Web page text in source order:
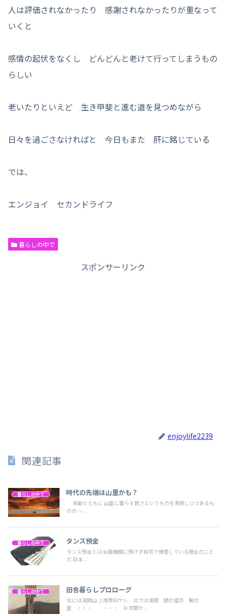
人は評価されなかったり 感謝されなかったりが重なって
いくと
感情の起伏をなくし どんどんと老けて行ってしまうもの
らしい
老いたりといえど 生き甲斐と進む道を見つめながら
日々を過ごさなければと 今日もまた 肝に銘じている
では、
エンジョイ セカンドライフ
暮らしの中で
スポンサーリンク
enjoylife2239
関連記事
暮らしの中で 時代の先端は山里かも？
年齢とともに 山里に暮らす良さというものを実感しつつあるも
のの 一...
暮らしの中で タンス預金
タンス預金とは 金融機関に預けず自宅で保管している現金のこと
だ 日本...
暮らしの中で 田舎暮らしプロローグ
北には浅間山 ♪南蓼科ヤレ 北では浅間 間の望月 駒の
里 ・・・ ・・・ お主聞か...